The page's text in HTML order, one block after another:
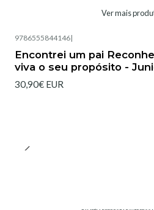
Ver mais
9786555844146|
Encontrei um pai
viva o seu propósito -
30,90€ EUR